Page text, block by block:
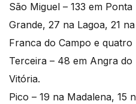
São Miguel – 133 em
Grande, 27 na Lagoa, 21
Franca do Campo e quatro
Terceira – 48 em Angra
Vitória.
Pico – 19 na Madalena, 15